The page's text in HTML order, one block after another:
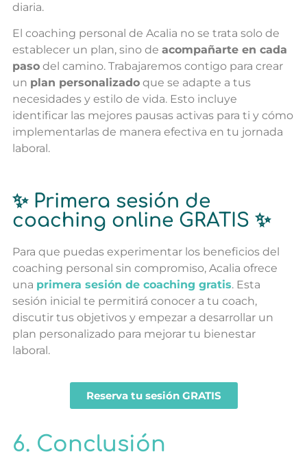
diaria.
El coaching personal de Acalia no se trata solo de
establecer un plan, sino de acompañarte en cada
paso del camino. Trabajaremos contigo para crear
un plan personalizado que se adapte a tus
necesidades y estilo de vida. Esto incluye
identificar las mejores pausas activas para ti y cómo
implementarlas de manera efectiva en tu jornada
laboral.
✨ Primera sesión de
coaching online GRATIS ✨
Para que puedas experimentar los beneficios del
coaching personal sin compromiso, Acalia ofrece
una primera sesión de coaching gratis. Esta
sesión inicial te permitirá conocer a tu coach,
discutir tus objetivos y empezar a desarrollar un
plan personalizado para mejorar tu bienestar
laboral.
Reserva tu sesión GRATIS
6. Conclusión